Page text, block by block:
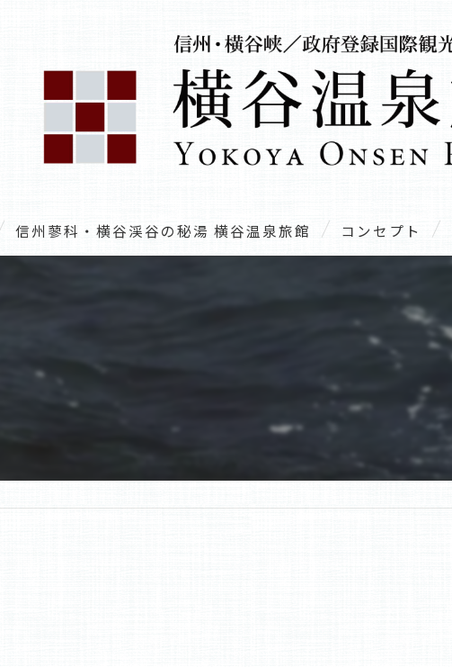
信州蓼科・横谷渓谷の秘湯 横谷温泉旅館 コンセプト